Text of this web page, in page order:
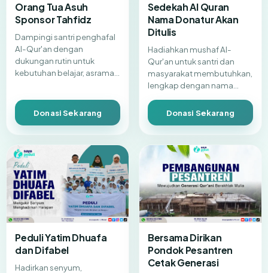
Orang Tua Asuh
Sponsor Tahfidz
Dampingi santri penghafal
Al-Qur'an dengan
dukungan rutin untuk
kebutuhan belajar, asrama,
Donasi Sekarang
Sedekah Al Quran
Nama Donatur Akan
Ditulis
Hadiahkan mushaf Al-
Qur'an untuk santri dan
masyarakat membutuhkan,
lengkap dengan nama
jariyah.Donasi Sekarang
Peduli Yatim Dhuafa
dan Difabel
Hadirkan senyum,
Bersama Dirikan
Pondok Pesantren
Cetak Generasi